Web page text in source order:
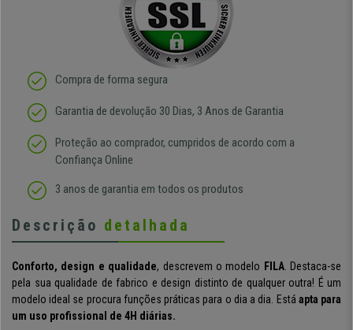
Compra de forma segura
Garantia de devolução 30 Dias, 3 Anos de Garantia
Proteção ao comprador, cumpridos de acordo com a
Confiança Online
3 anos de garantia em todos os produtos
Descrição detalhada
Conforto, design e qualidade, descrevem o modelo FILA. Destaca-se
pela sua qualidade de fabrico e design distinto de qualquer outra! É um
modelo ideal se procura funções práticas para o dia a dia. Está apta para
um uso profissional de 4H diárias.